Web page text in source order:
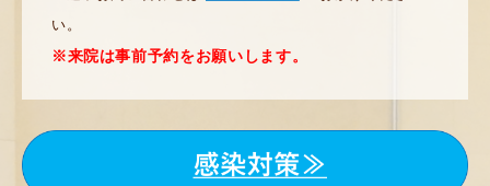
い。
※来院は事前予約をお願いします。